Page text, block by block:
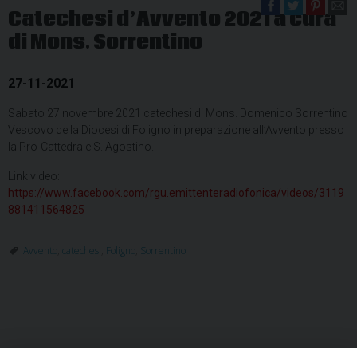
Catechesi d’Avvento 2021 a cura
di Mons. Sorrentino
27-11-2021
Sabato 27 novembre 2021 catechesi di Mons. Domenico Sorrentino
Vescovo della Diocesi di Foligno in preparazione all’Avvento presso
la Pro-Cattedrale S. Agostino.
Link video:
https://www.facebook.com/rgu.emittenteradiofonica/videos/3119
881411564825
Avvento catechesi Foligno Sorrentino